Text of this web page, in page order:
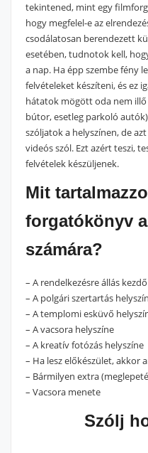
tekintened, mint egy
hogy megfelel-e az
csodálatosan berendezett
esetében, tudnotok kell,
a nap. Ha épp szembe fény
felvételeket készíteni, és ez
hátatok mögött oda nem
bútor, esetleg parkoló
szóljatok a helyszínen, de
videós szól. Ezt azért teszi,
felvételek készüljenek.
Mit
forgatókönyv
számára?
– A rendelkezésre állás
– A polgári szertartás
– A templomi esküvő
– A vacsora helyszíne
– A kreatív fotózás helyszíne
– Ha lesz előkészület, akkor
– Bármilyen extra
– Vacsora menete
Szólj